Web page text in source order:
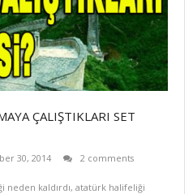
ÇALIŞTIKLARI SET
30, 2014
2 comments
neden kaldırdı, atatürk halifeliği